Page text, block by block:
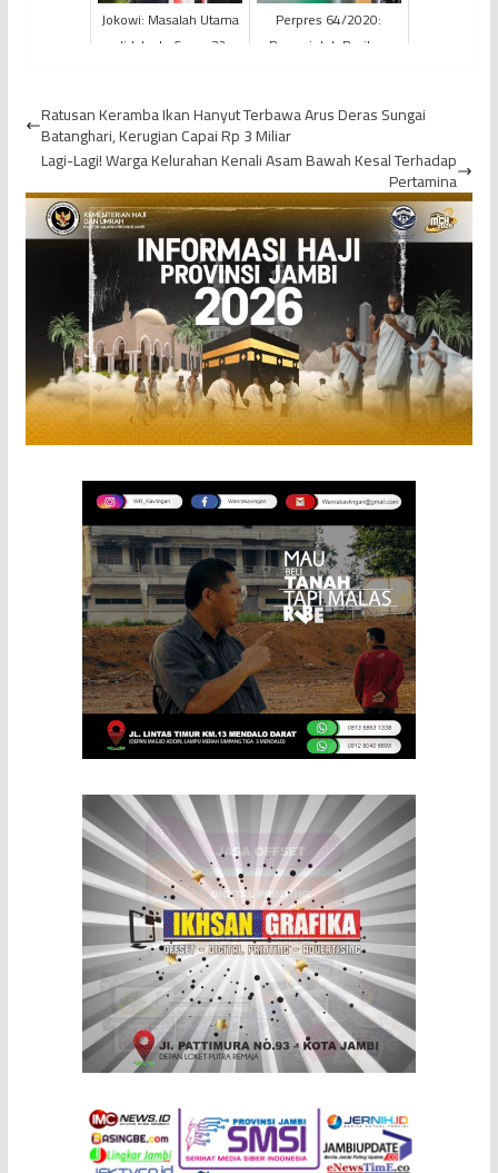
Jokowi: Masalah Utama
di Jakarta Cuma 2?
Perpres 64/2020:
Pemerintah Berikan
Ratusan Keramba Ikan Hanyut Terbawa Arus Deras Sungai
Batanghari, Kerugian Capai Rp 3 Miliar
Lagi-Lagi! Warga Kelurahan Kenali Asam Bawah Kesal Terhadap
Pertamina